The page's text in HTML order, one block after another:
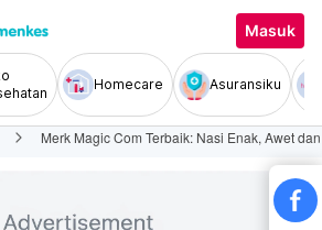
Masuk
Homecare Asuransiku
Merk Magic Com Terbaik: Nasi Enak, Awet